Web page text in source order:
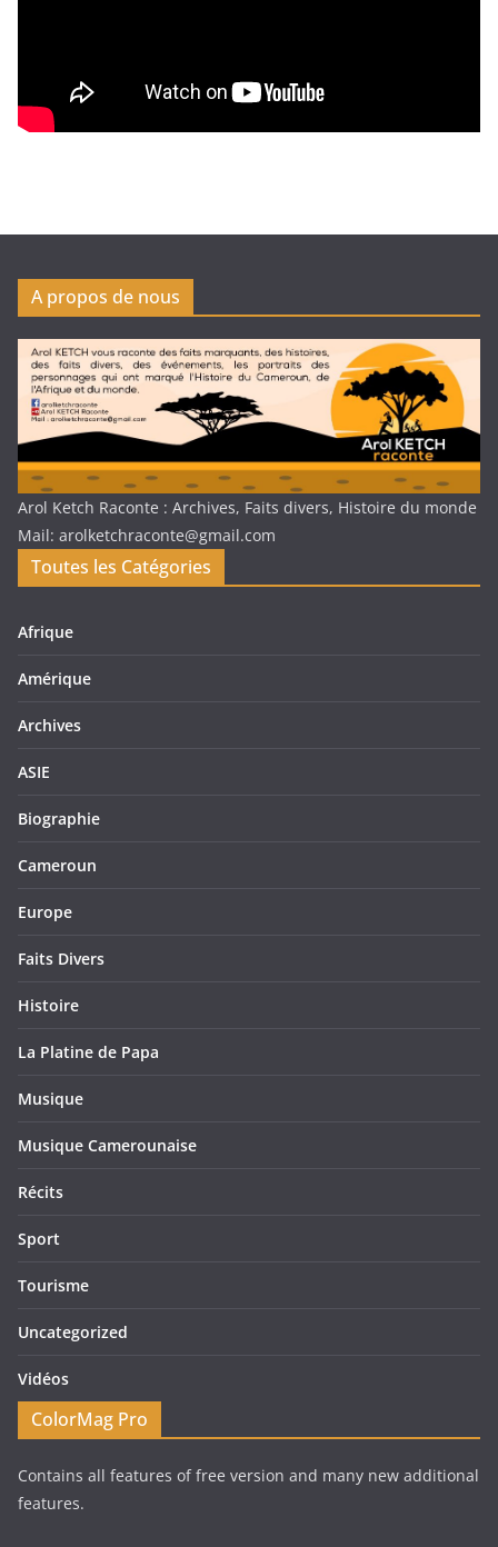
A propos de nous
Arol Ketch Raconte : Archives, Faits divers, Histoire du monde
Mail: arolketchraconte@gmail.com
Toutes les Catégories
Afrique
Amérique
Archives
ASIE
Biographie
Cameroun
Europe
Faits Divers
Histoire
La Platine de Papa
Musique
Musique Camerounaise
Récits
Sport
Tourisme
Uncategorized
Vidéos
ColorMag Pro
Contains all features of free version and many new additional
features.